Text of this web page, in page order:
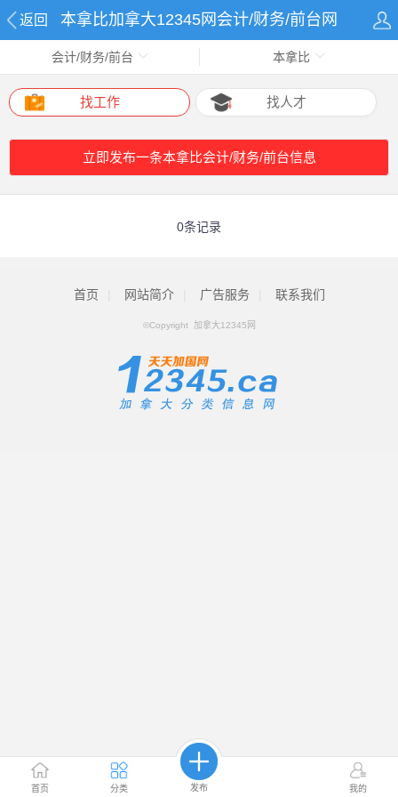
返回 本拿比加拿大12345网会计/财务/前台网
首页 分类 发布 我的
会计/财务/前台 本拿比
找工作 找人才
立即发布一条本拿比会计/财务/前台信息
0条记录
首页 网站简介 广告服务 联系我们
©Copyright 加拿大12345网